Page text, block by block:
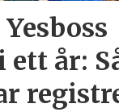
år: